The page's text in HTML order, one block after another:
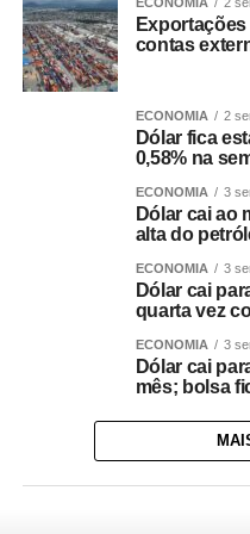
contas
ECONOMIA 2
Dólar fica
0,58% na
ECONOMIA 3
Dólar cai ao
alta do
ECONOMIA 3
Dólar cai
quarta vez
ECONOMIA 3
Dólar cai
mês; bolsa